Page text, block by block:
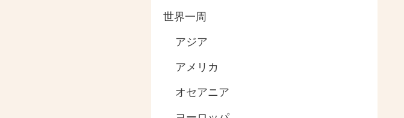
世界一周
アジア
アメリカ
オセアニア